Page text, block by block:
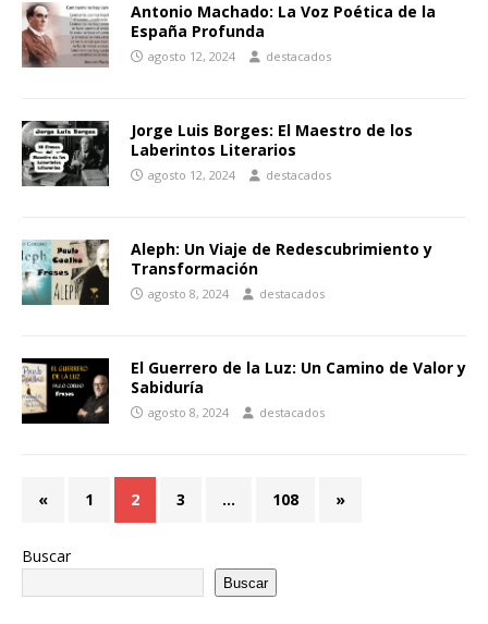
Antonio Machado: La Voz Poética de la
España Profunda
agosto 12, 2024 destacados
Jorge Luis Borges: El Maestro de los
Laberintos Literarios
agosto 12, 2024 destacados
Aleph: Un Viaje de Redescubrimiento y
Transformación
agosto 8, 2024 destacados
El Guerrero de la Luz: Un Camino de Valor y
Sabiduría
agosto 8, 2024 destacados
« 1 2 3 … 108 »
Buscar
Buscar